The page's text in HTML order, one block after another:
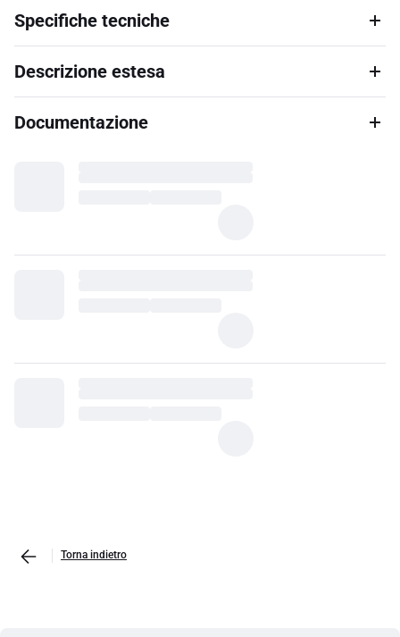
Specifiche tecniche
Descrizione estesa
Documentazione
Torna indietro